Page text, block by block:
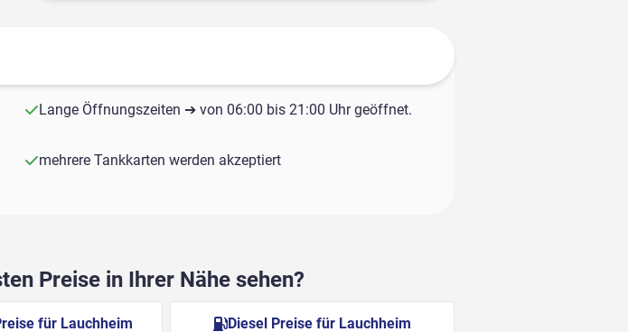
Lange Öffnungszeiten ➔ von 06:00 bis 21:00 Uhr geöffnet.
mehrere Tankkarten werden akzeptiert
Preise in Ihrer Nähe sehen?
für Lauchheim Diesel Preise für Lauchheim